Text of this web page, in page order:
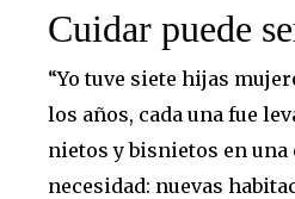
Cuidar puede
“Yo tuve siete hijas
los años, cada una fue
nietos y bisnietos en
necesidad: nuevas